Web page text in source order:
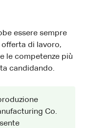
essere sempre
di lavoro,
le competenze più
candidando.
Co.